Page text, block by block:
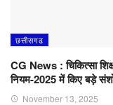
छत्तीसगढ
CG News : चिकित्सा
नियम-2025 में किए बड़े
November 13, 2025